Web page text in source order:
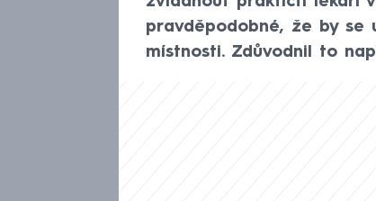
pravděpodobné, že by se
místnosti. Zdůvodnil to